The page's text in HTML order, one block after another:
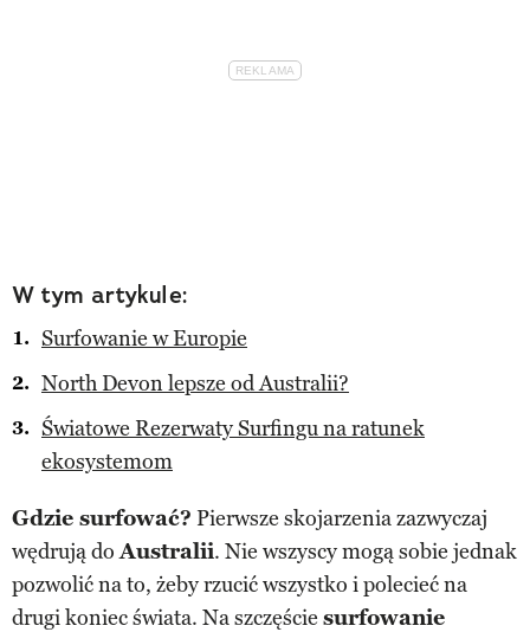
W tym artykule:
Surfowanie w Europie
North Devon lepsze od Australii?
Światowe Rezerwaty Surfingu na ratunek
ekosystemom
Gdzie surfować? Pierwsze skojarzenia zazwyczaj
wędrują doAustralii. Nie wszyscy mogą sobie jednak
pozwolić na to, żeby rzucić wszystko i polecieć na
drugi koniec świata. Na szczęście surfowanie